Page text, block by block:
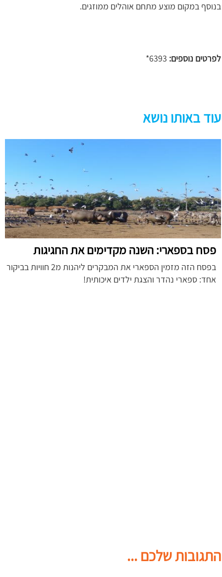
בנוסף במקום מוצע מתחם אוהלים ממוזגים.
לפרטים נוספים:
עוד באותו נושא
פסח בספארי: השנה מקדימים את החגיגות
בפסח הזה מזמין הספארי את המבקרים ליהנות מ2 חוויות בביקור
אחד: ספארי נהדר והצגת ילדים איכותית!
התגובות שלכם ...